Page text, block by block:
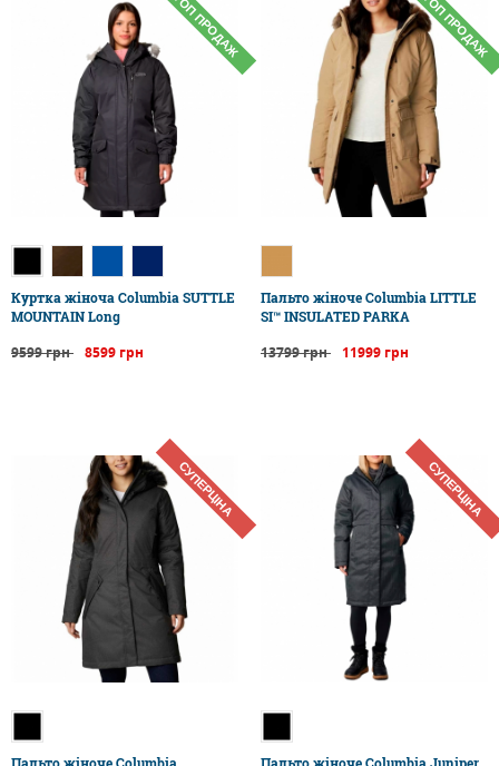
ТОП ПРОДАЖ
Куртка жіноча Columbia SUTTLE
MOUNTAIN Long
9599 грн 8599 грн
ТОП ПРОДАЖ
Пальто жіноче Columbia LITTLE
SI™ INSULATED PARKA
13799 грн 11999 грн
СУПЕРЦІНА
Пальто жіноче Columbia
СУПЕРЦІНА
Пальто жіноче Columbia Juniper